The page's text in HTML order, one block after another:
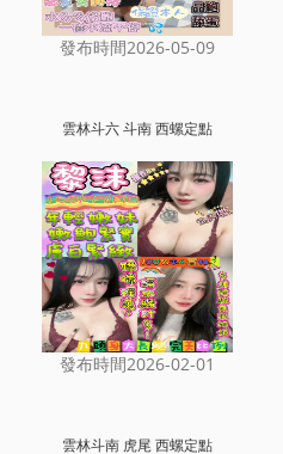
發布時間2026-05-09
雲林斗六 斗南 西螺定點
發布時間2026-02-01
雲林斗南 虎尾 西螺定點